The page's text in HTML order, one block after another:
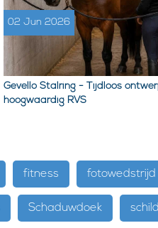
02 Jun 2026
Gevello Stalring - Tijdloos
hoogwaardig RVS
fitness fotowedstrijd
Schaduwdoek